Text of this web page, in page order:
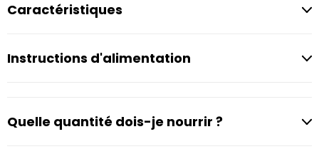
Caractéristiques
Instructions d'alimentation
Quelle quantité dois-je nourrir ?